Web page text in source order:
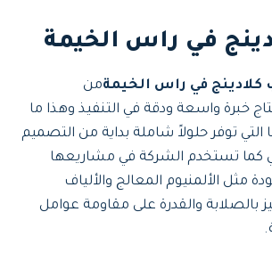
في راس الخيمة
كلادينج في راس الخيمةمن
خبرة واسعة ودقة في التنفيذ وهذا ما
التي توفر حلولاً شاملة بداية من التصميم
كما تستخدم الشركة في مشاريعها
مثل الألمنيوم المعالج والألياف
بالصلابة والقدرة على مقاومة عوامل